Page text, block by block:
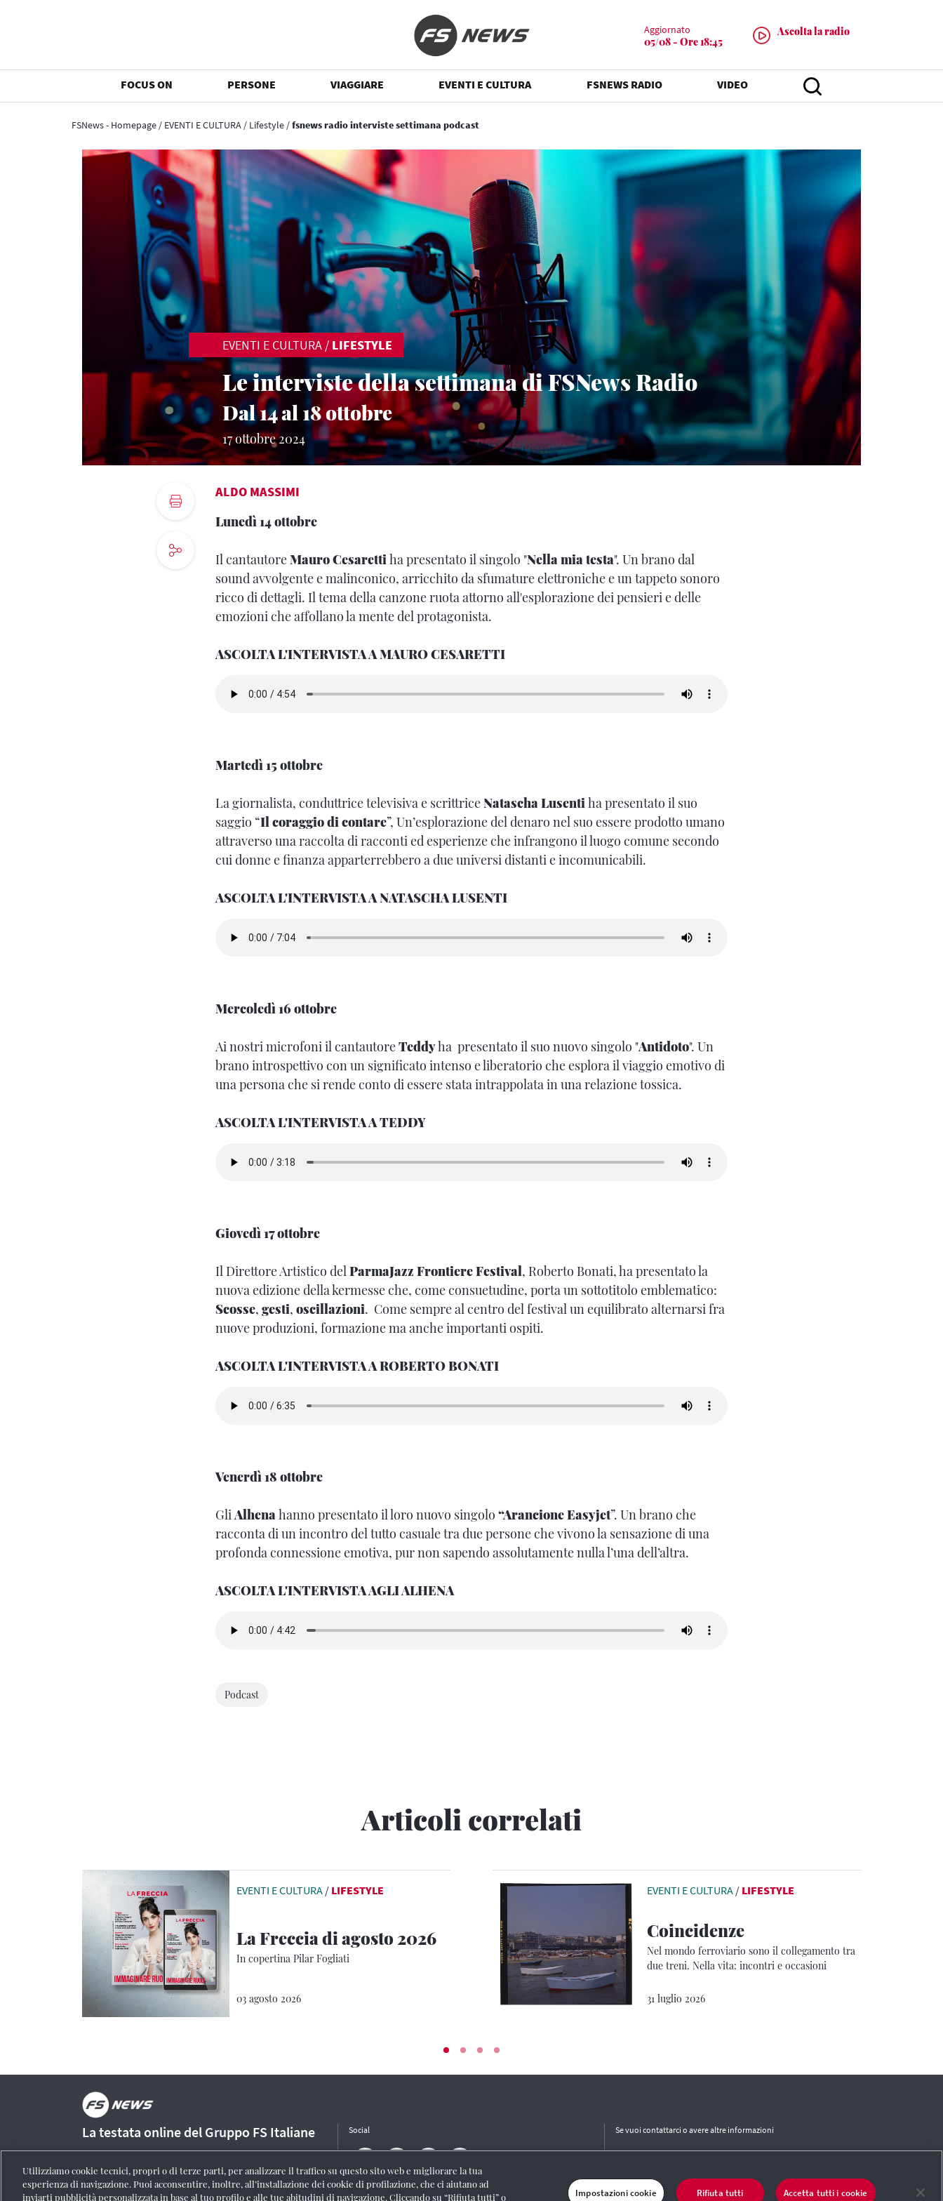
Aggiornato
05/08 - Ore 18:45
Ascolta la radio
FOCUS ON PERSONE VIAGGIARE EVENTI E CULTURA FSNEWS RADIO VIDEO
FSNews - Homepage / EVENTI E CULTURA / Lifestyle /fsnews radio interviste settimana podcast
EVENTI E CULTURA / LIFESTYLE
Le interviste della settimana di FSNews Radio
Dal 14 al 18 ottobre
17 ottobre 2024
ALDO MASSIMI
Lunedì 14 ottobre
Il cantautoreMauro Cesarettiha presentato il singolo "Nella mia testa". Un brano dal
sound avvolgente e malinconico, arricchito da sfumature elettroniche e un tappeto sonoro
ricco di dettagli. Il tema della canzone ruota attorno all'esplorazione dei pensieri e delle
emozioni che affollano la mente del protagonista.
ASCOLTA L'INTERVISTA A MAURO CESARETTI
Martedì 15 ottobre
La giornalista, conduttrice televisiva e scrittriceNatascha Lusentiha presentato il suo
saggio “Il coraggio di contare”, Un’esplorazione del denaro nel suo essere prodotto umano
attraverso una raccolta di racconti ed esperienze che infrangono il luogo comune secondo
cui donne e finanza apparterrebbero a due universi distanti e incomunicabili.
ASCOLTA L'INTERVISTA A NATASCHA LUSENTI
Mercoledì 16 ottobre
Ai nostri microfoni il cantautoreTeddyha presentato il suo nuovo singolo "Antidoto". Un
brano introspettivo con un significato intenso e liberatorio che esplora il viaggio emotivo di
una persona che si rende conto di essere stata intrappolata in una relazione tossica.
ASCOLTA L'INTERVISTA A TEDDY
Giovedì 17 ottobre
Il Direttore Artistico delParmaJazz Frontiere Festival, Roberto Bonati, ha presentato la
nuova edizione della kermesse che, come consuetudine, porta un sottotitolo emblematico:
Scosse, gesti, oscillazioni. Come sempre al centro del festival un equilibrato alternarsi fra
nuove produzioni, formazione ma anche importanti ospiti.
ASCOLTA L'INTERVISTA A ROBERTO BONATI
Venerdì 18 ottobre
GliAlhenahanno presentato il loro nuovo singolo “Arancione Easyjet”. Un brano che
racconta di un incontro del tutto casuale tra due persone che vivono la sensazione di una
profonda connessione emotiva, pur non sapendo assolutamente nulla l’una dell’altra.
ASCOLTA L'INTERVISTA AGLI ALHENA
Podcast
Articoli correlati
EVENTI E CULTURA / LIFESTYLE
La Freccia di agosto 2026
In copertina Pilar Fogliati
03 agosto 2026
EVENTI E CULTURA / LIFESTYLE
Coincidenze
Nel mondo ferroviario sono il collegamento tra
due treni. Nella vita: incontri e occasioni
31 luglio 2026
La testata online del Gruppo FS Italiane Social Se vuoi contattarci o avere altre informazioni
Utilizziamo cookie tecnici, propri o di terze parti, per analizzare il traffico su questo sito web e migliorare la tua
esperienza di navigazione. Puoi acconsentire, inoltre, all’installazione dei cookie di profilazione, che ci aiutano ad
inviarti pubblicità personalizzata in base al tuo profilo e alle tue abitudini di navigazione. Cliccando su “Rifiuta tutti” o
Impostazioni cookie Rifiuta tutti Accetta tutti i cookie